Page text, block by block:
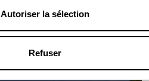
Autoriser la sélection
Refuser
100%